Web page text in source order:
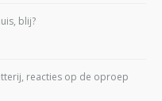
blij?
reacties op de oproep